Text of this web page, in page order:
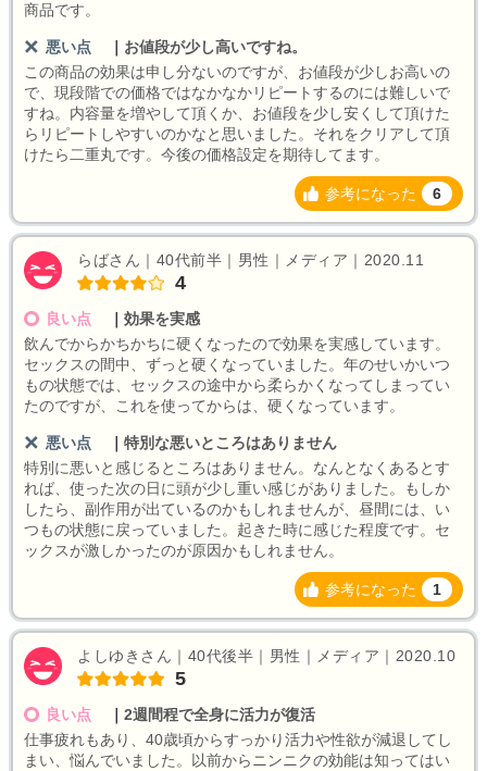
商品です。
悪い点
お値段が少し高いですね。
この商品の効果は申し分ないのですが、お値段が少しお高いの
で、現段階での価格ではなかなかリピートするのには難しいで
すね。内容量を増やして頂くか、お値段を少し安くして頂けた
らリピートしやすいのかなと思いました。それをクリアして頂
けたら二重丸です。今後の価格設定を期待してます。
参考になった 6
らばさん｜40代前半｜男性｜メディア｜2020.11
4
良い点
効果を実感
飲んでからかちかちに硬くなったので効果を実感しています。
セックスの間中、ずっと硬くなっていました。年のせいかいつ
もの状態では、セックスの途中から柔らかくなってしまってい
たのですが、これを使ってからは、硬くなっています。
悪い点
特別な悪いところはありません
特別に悪いと感じるところはありません。なんとなくあるとす
れば、使った次の日に頭が少し重い感じがありました。もしか
したら、副作用が出ているのかもしれませんが、昼間には、い
つもの状態に戻っていました。起きた時に感じた程度です。セ
ックスが激しかったのが原因かもしれません。
参考になった 1
よしゆきさん｜40代後半｜男性｜メディア｜2020.10
5
良い点
2週間程で全身に活力が復活
仕事疲れもあり、40歳頃からすっかり活力や性欲が減退してし
まい、悩んでいました。以前からニンニクの効能は知ってはい